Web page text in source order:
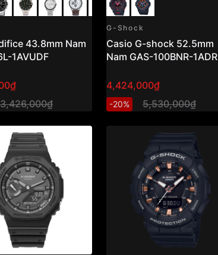
43.8mm Nam
1AVUDF
3,426,000₫
G-Shock
Casio G-shock 52.5mm
Nam GAS-100BNR-1ADR
4,424,000₫
-20% 5,530,000₫